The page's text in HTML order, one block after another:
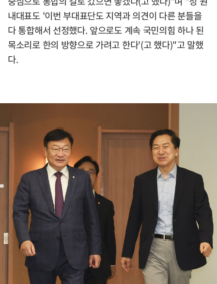
내대표도 '이번 부대표단도 지역과 의견이 다른 분들을
다 통합해서 선정했다. 앞으로도 계속 국민의힘 하나 된
목소리로 한의 방향으로 가려고 한다'(고 했다)"고 말했
다.